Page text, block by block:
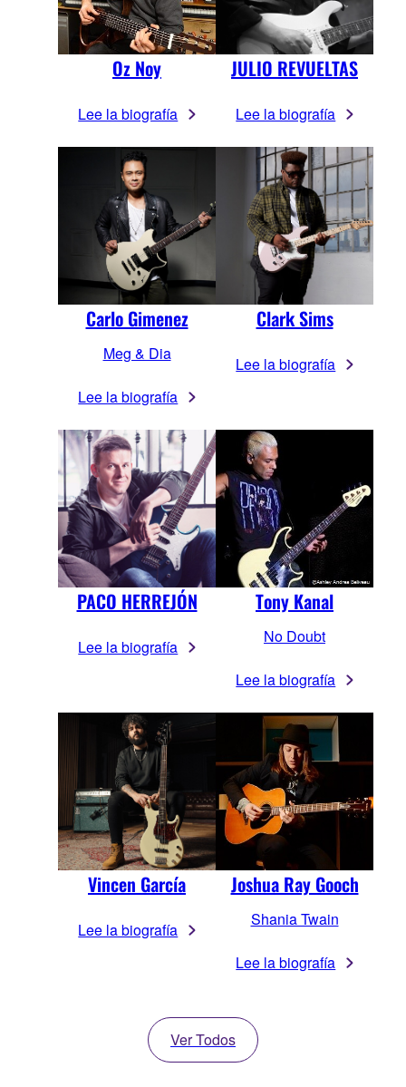
Oz Noy
Lee la biografía
JULIO REVUELTAS
Lee la biografía
Carlo Gimenez
Meg & Dia
Lee la biografía
Clark Sims
Lee la biografía
PACO HERREJÓN
Lee la biografía
Tony Kanal
No Doubt
Lee la biografía
Vincen García
Lee la biografía
Joshua Ray Gooch
Shania Twain
Lee la biografía
Ver Todos